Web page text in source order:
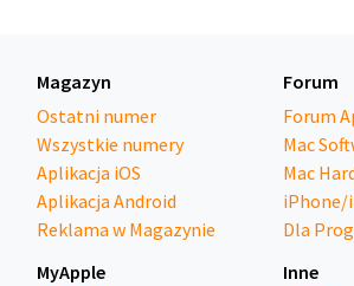
Magazyn
Ostatni numer
Wszystkie numery
Aplikacja iOS
Aplikacja Android
Reklama w Magazynie
Forum
Forum
Mac
Mac
iPhone/
Dla
MyApple
Inne